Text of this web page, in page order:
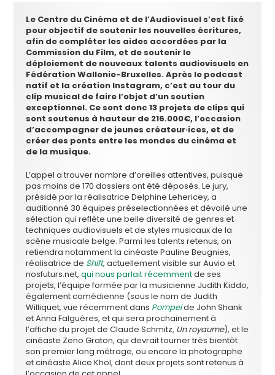
Le Centre du Cinéma et de l’Audiovisuel s’est fixé
pour objectif de soutenir les nouvelles écritures,
afin de compléter les aides accordées par la
Commission du Film, et de soutenir le
déploiement de nouveaux talents audiovisuels en
Fédération Wallonie-Bruxelles. Après le podcast
natif et la création Instagram, c’est au tour du
clip musical de faire l’objet d’un soutien
exceptionnel. Ce sont donc 13 projets de clips qui
sont soutenus à hauteur de 216.000€, l’occasion
d’accompagner de jeunes créateur·ices, et de
créer des ponts entre les mondes du cinéma et
de la musique.
L’appel a trouver nombre d’oreilles attentives, puisque
pas moins de 170 dossiers ont été déposés. Le jury,
présidé par la réalisatrice Delphine Lehericey, a
auditionné 30 équipes préselectionnées et dévoilé une
sélection qui reflète une belle diversité de genres et
techniques audiovisuels et de styles musicaux de la
scène musicale belge. Parmi les talents retenus, on
retiendra notamment la cinéaste Pauline Beugnies,
réalisatrice de Shift, actuellement visible sur Auvio et
nosfuturs.net,qui nous parlait récemmentde ses
projets, l’équipe formée par la musicienne Judith Kiddo,
également comédienne (sous le nom de Judith
Williquet, vue récemment dans Pompeide John Shank
et Anna Falguères, et qui sera prochainement à
l’affiche du projet de Claude Schmitz, Un royaume), et le
cinéaste Zeno Graton, qui devrait tourner très bientôt
son premier long métrage, ou encore la photographe
et cinéaste Alice Khol, dont deux projets sont retenus à